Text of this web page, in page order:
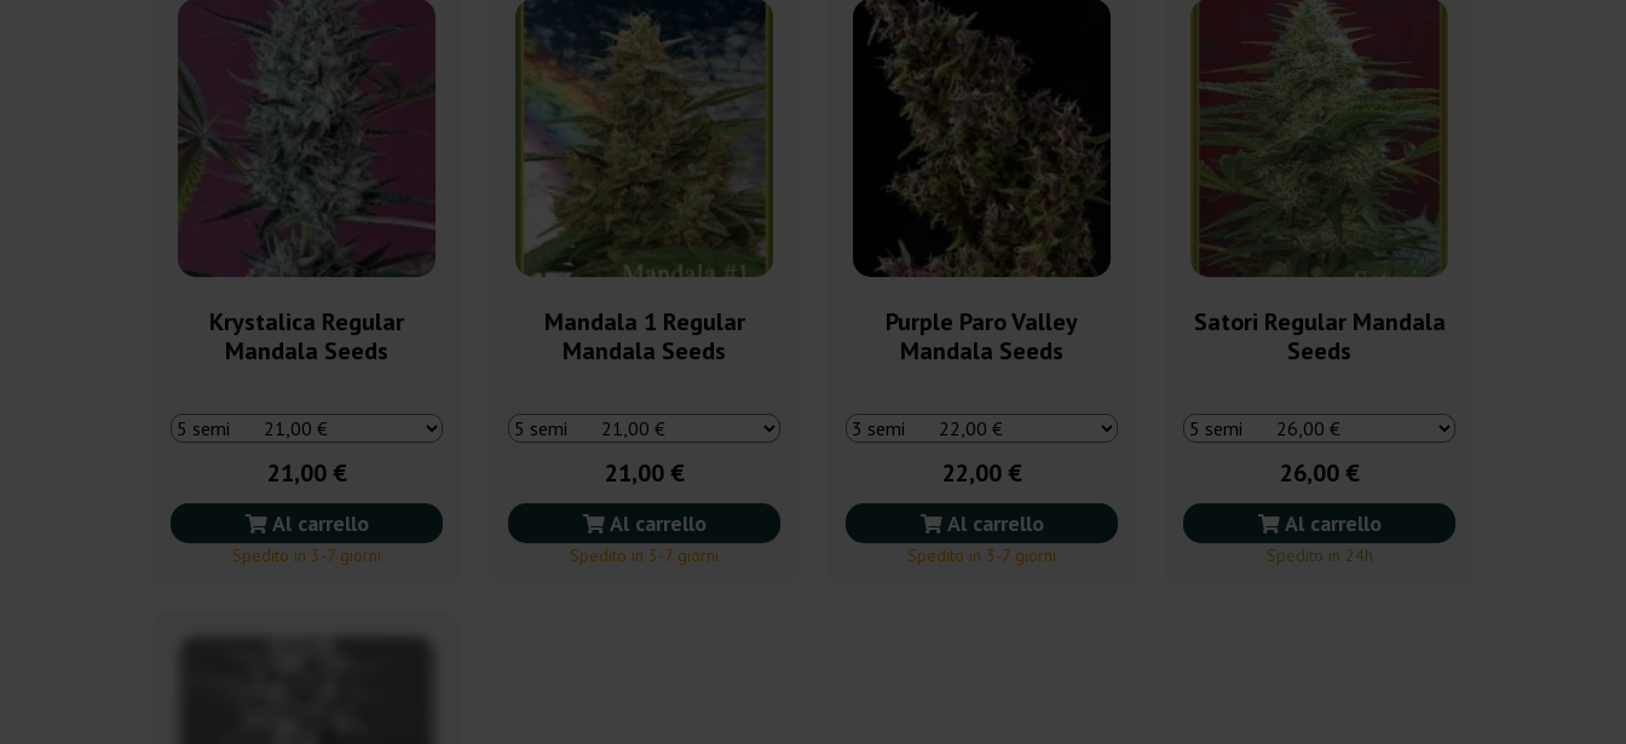
Krystalica Regular
Mandala Seeds
21,00 €
Al carrello
Spedito in 3-7 giorni
Mandala 1 Regular
Mandala Seeds
21,00 €
Al carrello
Spedito in 3-7 giorni
Purple Paro Valley
Mandala Seeds
22,00 €
Al carrello
Spedito in 3-7 giorni
Satori Regular Mandala
Seeds
26,00 €
Al carrello
Spedito in 24h